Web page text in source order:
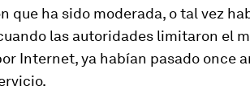
que ha sido moderada, o tal vez
las autoridades limitaron el
Internet, ya habían pasado once